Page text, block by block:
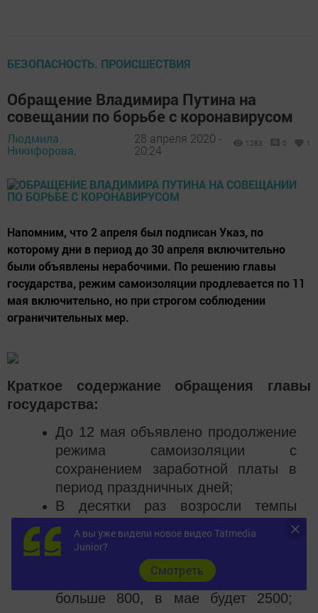
БЕЗОПАСНОСТЬ. ПРОИСШЕСТВИЯ
Обращение Владимира Путина на
совещании по борьбе с коронавирусом
Людмила
Никифорова,
28 апреля 2020 -
20:24
1283 0 1
Напомним, что 2 апреля был подписан Указ, по
которому дни в период до 30 апреля включительно
были объявлены нерабочими. По решению главы
государства, режим самоизоляции продлевается по 11
мая включительно, но при строгом соблюдении
ограничительных мер.
Краткое содержание обращения главы
государства:
До 12 мая объявлено продолжение
режима самоизоляции с
сохранением заработной платы в
период праздничных дней;
В десятки раз возросли темпы
некоторых промышленных
производств в этот период: в
начале года выпускалось 60-70 в
месяц аппаратов ИВЛ, в апреле
больше 800, в мае будет 2500;
А вы уже видели новое видео Tatmedia
Junior?
Cмотреть